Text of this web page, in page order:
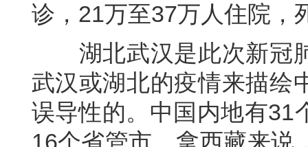
诊，21万至37万人住院，
湖北武汉是此次新冠肺
武汉或湖北的疫情来描绘
误导性的。中国内地有31
16个省管市。拿西藏来说